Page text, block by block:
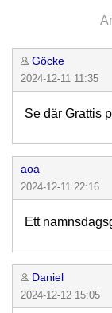
Göcke
2024-12-11 11:35
Se där Grattis
aoa
2024-12-11 22:16
Ett
Daniel
2024-12-12 15:05